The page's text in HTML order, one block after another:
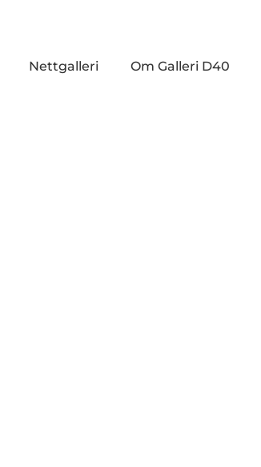
Nettgalleri Om Galleri D40